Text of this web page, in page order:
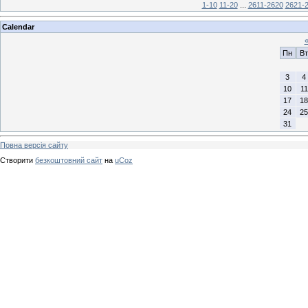
1-10 11-20 2611-2620 2621-
Calendar
«
Пн
Вт
3
4
10
11
17
18
24
25
31
Повна версія сайту
Створити безкоштовний сайт на uCoz